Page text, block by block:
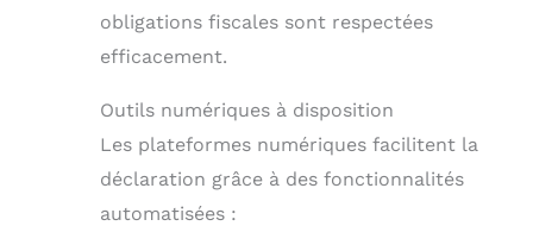
obligations fiscales sont respectées
efficacement.
Outils numériques à disposition
Les plateformes numériques facilitent la
déclaration grâce à des fonctionnalités
automatisées :